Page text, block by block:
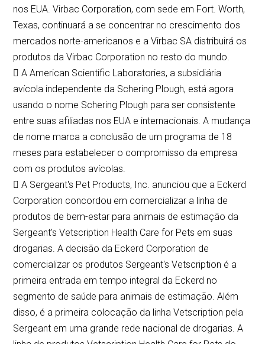
nos EUA. Virbac Corporation, com sede em Fort. Worth,
Texas, continuará a se concentrar no crescimento dos
mercados norte-americanos e a Virbac SA distribuirá os
produtos da Virbac Corporation no resto do mundo.
 A American Scientific Laboratories, a subsidiária
avícola independente da Schering Plough, está agora
usando o nome Schering Plough para ser consistente
entre suas afiliadas nos EUA e internacionais. A mudança
de nome marca a conclusão de um programa de 18
meses para estabelecer o compromisso da empresa
com os produtos avícolas.
 A Sergeant's Pet Products, Inc. anunciou que a Eckerd
Corporation concordou em comercializar a linha de
produtos de bem-estar para animais de estimação da
Sergeant's Vetscription Health Care for Pets em suas
drogarias. A decisão da Eckerd Corporation de
comercializar os produtos Sergeant's Vetscription é a
primeira entrada em tempo integral da Eckerd no
segmento de saúde para animais de estimação. Além
disso, é a primeira colocação da linha Vetscription pela
Sergeant em uma grande rede nacional de drogarias. A